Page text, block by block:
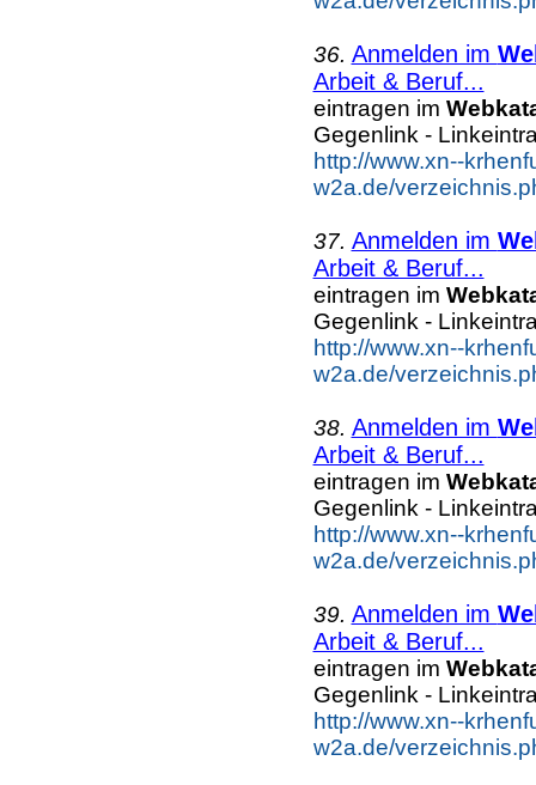
36. Anmelden im
Arbeit & Beruf...
eintragen im
Gegenlink -
http://www.xn--
w2a.de/
37. Anmelden im
Arbeit & Beruf...
eintragen im
Gegenlink -
http://www.xn--
w2a.de/
38. Anmelden im
Arbeit & Beruf...
eintragen im
Gegenlink -
http://www.xn--
w2a.de/
39. Anmelden im
Arbeit & Beruf...
eintragen im
Gegenlink -
http://www.xn--
w2a.de/